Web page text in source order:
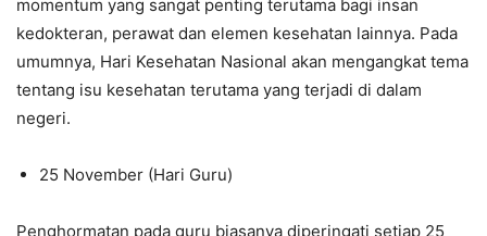
momentum yang sangat penting terutama bagi insan
kedokteran, perawat dan elemen kesehatan lainnya. Pada
umumnya, Hari Kesehatan Nasional akan mengangkat tema
tentang isu kesehatan terutama yang terjadi di dalam
negeri.
25 November (Hari Guru)
Penghormatan pada guru biasanya diperingati setiap 25